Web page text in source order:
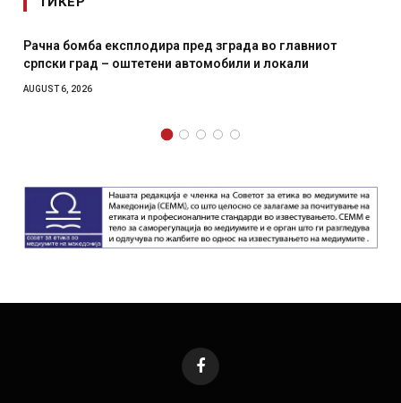
зграда во главниот
и локали
И Данска се милитарилизира –
месечна воена
Facebook